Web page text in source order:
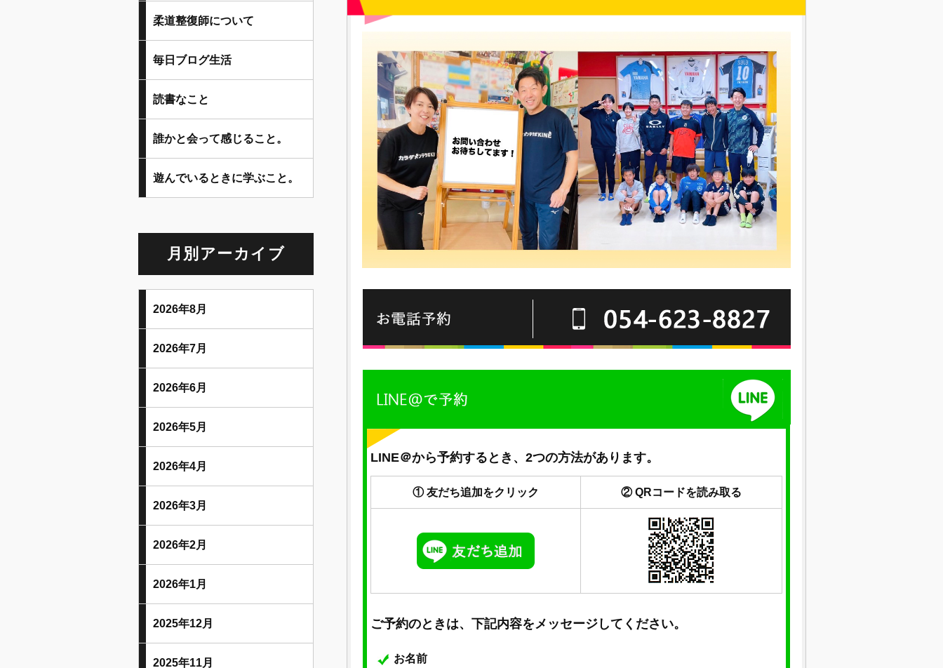
LINE＠から予約するとき、2つの方法があります。
① 友だち追加をクリック ② QRコードを読み取る
ご予約のときは、下記内容をメッセージしてください。
お名前
柔道整復師について
毎日ブログ生活
読書なこと
誰かと会って感じること。
遊んでいるときに学ぶこと。
月別アーカイブ
2026年8月
2026年7月
2026年6月
2026年5月
2026年4月
2026年3月
2026年2月
2026年1月
2025年12月
2025年11月